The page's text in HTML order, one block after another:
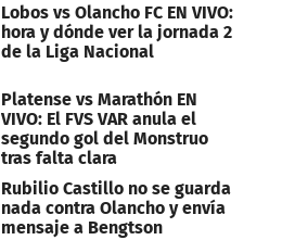
Lobos vs Olancho FC EN VIVO:
hora y dónde ver la jornada 2
de la Liga Nacional
Platense vs Marathón EN
VIVO: El FVS VAR anula el
segundo gol del Monstruo
tras falta clara
Rubilio Castillo no se guarda
nada contra Olancho y envía
mensaje a Bengtson